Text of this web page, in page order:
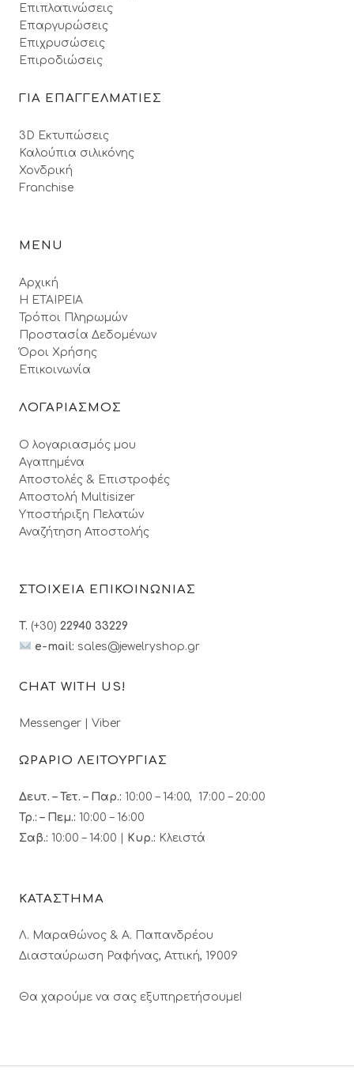
Επιπλατινώσεις
Επαργυρώσεις
Επιχρυσώσεις
Επιροδιώσεις
ΓΙΑ ΕΠΑΓΓΕΛΜΑΤΙΕΣ
3D Εκτυπώσεις
Καλούπια σιλικόνης
Χονδρική
Franchise
MENU
Αρχική
Η ΕΤΑΙΡΕΙΑ
Τρόποι Πληρωμών
Προστασία Δεδομένων
Όροι Xρήσης
Επικοινωνία
ΛΟΓΑΡΙΑΣΜΟΣ
Ο λογαριασμός μου
Αγαπημένα
Αποστολές & Επιστροφές
Αποστολή Multisizer
Υποστήριξη Πελατών
Αναζήτηση Αποστολής
ΣΤΟΙΧΕΙΑ ΕΠΙΚΟΙΝΩΝΙΑΣ
T. (+30) 22940 33229
e-mail: sales@jewelryshop.gr
CHAT WITH US!
Messenger Viber
ΩΡΑΡΙΟ ΛΕΙΤΟΥΡΓΙΑΣ
Δευτ. – Τετ. – Παρ.: 10:00 – 14:00, 17:00 – 20:00
Τρ.: – Πεμ.: 10:00 – 16:00
Σαβ.: 10:00 – 14:00 | Κυρ.: Κλειστά
ΚΑΤΑΣΤΗΜΑ
Λ. Μαραθώνος & A. Παπανδρέου
Διασταύρωση Ραφήνας, Αττική, 19009
Θα χαρούμε να σας εξυπηρετήσουμε!